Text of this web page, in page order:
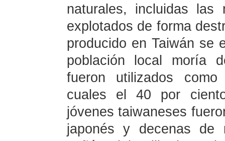
naturales, incluidas
explotados de forma
producido en Taiwán se
población local moría
fueron utilizados
cuales el 40 por
jóvenes taiwaneses
japonés y decenas de